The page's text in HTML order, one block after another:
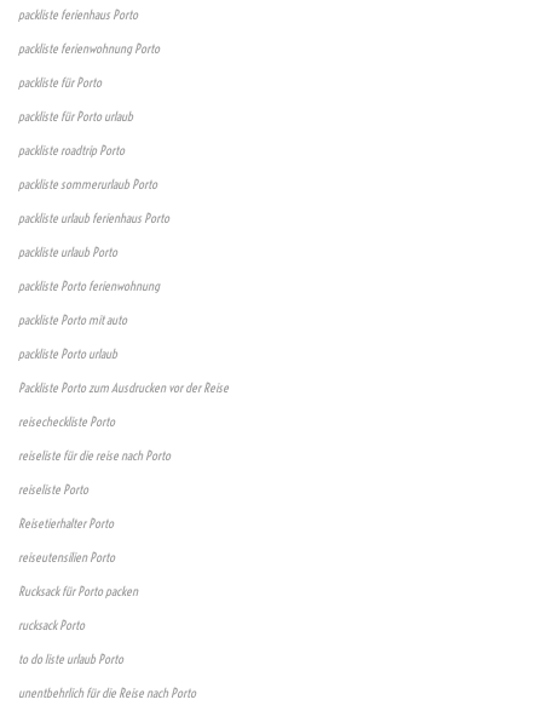
packliste ferienhaus Porto
packliste ferienwohnung Porto
packliste für Porto
packliste für Porto urlaub
packliste roadtrip Porto
packliste sommerurlaub Porto
packliste urlaub ferienhaus Porto
packliste urlaub Porto
packliste Porto ferienwohnung
packliste Porto mit auto
packliste Porto urlaub
Packliste Porto zum Ausdrucken vor der Reise
reisecheckliste Porto
reiseliste für die reise nach Porto
reiseliste Porto
Reisetierhalter Porto
reiseutensilien Porto
Rucksack für Porto packen
rucksack Porto
to do liste urlaub Porto
unentbehrlich für die Reise nach Porto